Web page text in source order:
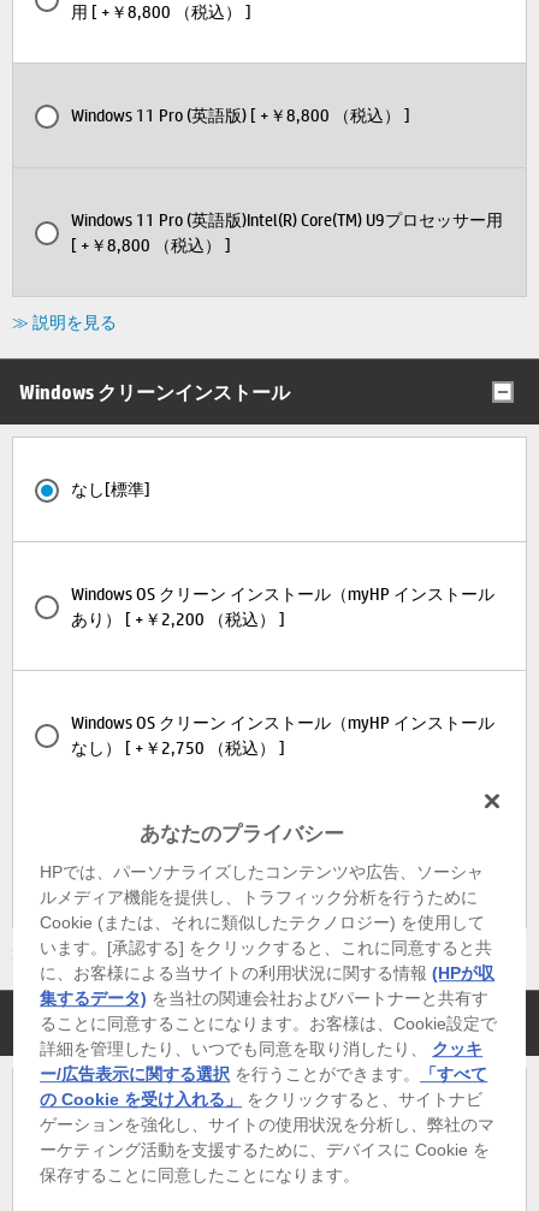
用 [ +￥8,800 （税込） ]
Windows 11 Pro (英語版) [ +￥8,800 （税込） ]
Windows 11 Pro (英語版)Intel(R) Core(TM) U9プロセッサー用
[ +￥8,800 （税込） ]
≫ 説明を見る
Windows クリーンインストール
なし[標準]
Windows OS クリーン インストール（myHP インストール
あり） [ +￥2,200 （税込） ]
Windows OS クリーン インストール（myHP インストール
なし） [ +￥2,750 （税込） ]
Windows クリーンインストール (OS version固定 Win11
24H2) [ +￥2,750 （税込） ]
≫ 説明を見る
オフィスソフト
Microsoft Officeなし[標準]
あなたのプライバシー
HPでは、パーソナライズしたコンテンツや広告、ソーシャ
ルメディア機能を提供し、トラフィック分析を行うために
Cookie (または、それに類似したテクノロジー) を使用して
います。[承認する] をクリックすると、これに同意すると共
に、お客様による当サイトの利用状況に関する情報(HPが収
集するデータ) を当社の関連会社およびパートナーと共有す
ることに同意することになります。お客様は、Cookie設定で
詳細を管理したり、いつでも同意を取り消したり、 クッキ
ー/広告表示に関する選択 を行うことができます。
「すべて
の Cookie を受け入れる」
をクリックすると、サイトナビ
ゲーションを強化し、サイトの使用状況を分析し、弊社のマ
ーケティング活動を支援するために、デバイスに Cookie を
保存することに同意したことになります。